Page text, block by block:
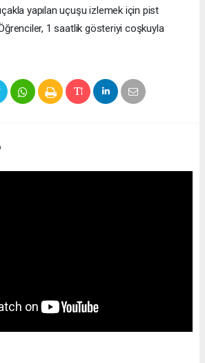
yapılan uçuşu izlemek için pist
1 saatlik gösteriyi coşkuyla